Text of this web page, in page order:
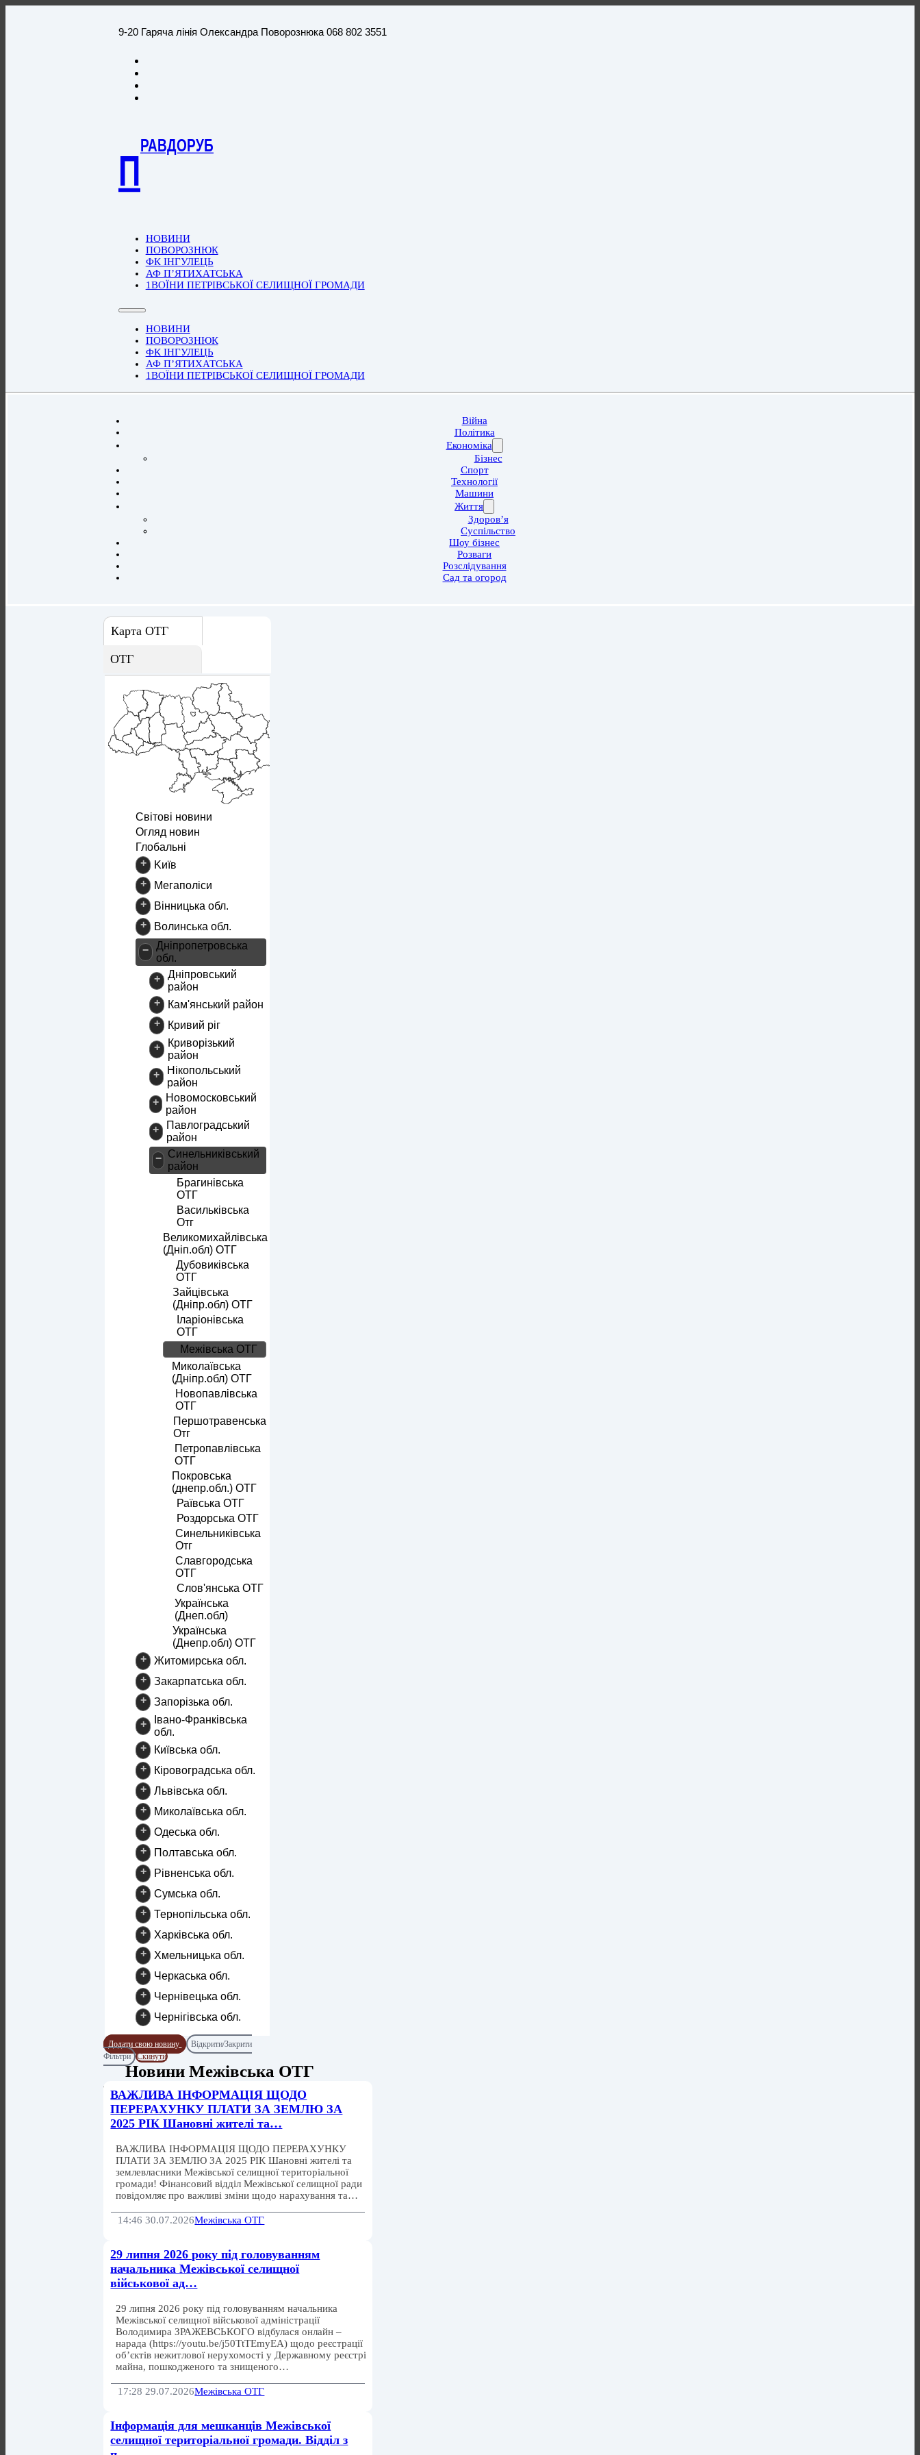
9-20 Гаряча лінія Олександра Поворознюка 068 802 3551
П
РАВДОРУБ
НОВИНИ
ПОВОРОЗНЮК
ФК ІНГУЛЕЦЬ
АФ П’ЯТИХАТСЬКА
1ВОЇНИ ПЕТРІВСЬКОЇ СЕЛИЩНОЇ ГРОМАДИ
НОВИНИ
ПОВОРОЗНЮК
ФК ІНГУЛЕЦЬ
АФ П’ЯТИХАТСЬКА
1ВОЇНИ ПЕТРІВСЬКОЇ СЕЛИЩНОЇ ГРОМАДИ
Війна
Політика
Економіка
Бізнес
Спорт
Технології
Машини
Життя
Здоров’я
Суспільство
Шоу бізнес
Розваги
Розслідування
Сад та огород
Карта ОТГ
ОТГ
Світові новини
Огляд новин
Глобальні
+
Kиїв
+
Mегаполіси
+
Вінницька обл.
+
Волинська обл.
−
Дніпропетровська
обл.
+
Дніпровський
район
+
Кам'янський район
+
Кривий ріг
+
Криворізький
район
+
Нікопольський
район
+
Новомосковський
район
+
Павлоградський
район
−
Синельниківський
район
Брагинівська
ОТГ
Васильківська
Отг
Великомихайлівська
(Дніп.обл) ОТГ
Дубовиківська
ОТГ
Зайцівська
(Дніпр.обл) ОТГ
Іларіонівська
ОТГ
Межівська ОТГ
Миколаївська
(Дніпр.обл) ОТГ
Новопавлівська
ОТГ
Першотравенська
Отг
Петропавлівська
ОТГ
Покровська
(днепр.обл.) ОТГ
Раївська ОТГ
Роздорська ОТГ
Синельниківська
Отг
Славгородська
ОТГ
Слов'янська ОТГ
Українська
(Днеп.обл)
Українська
(Днепр.обл) ОТГ
+
Житомирська обл.
+
Закарпатська обл.
+
Запорізька обл.
+
Івано-Франківська
обл.
+
Київська обл.
+
Кіровоградська обл.
+
Львівська обл.
+
Миколаївська обл.
+
Одеська обл.
+
Полтавська обл.
+
Рівненська обл.
+
Сумська обл.
+
Тернопільська обл.
+
Харківська обл.
+
Хмельницька обл.
+
Черкаська обл.
+
Чернівецька обл.
+
Чернігівська обл.
Додати свою новину
Відкрити/Закрити
Фільтри
Скинути
Новини Межівська ОТГ
ВАЖЛИВА ІНФОРМАЦІЯ ЩОДО
ПЕРЕРАХУНКУ ПЛАТИ ЗА ЗЕМЛЮ ЗА
2025 РІК Шановні жителі та…
ВАЖЛИВА ІНФОРМАЦІЯ ЩОДО ПЕРЕРАХУНКУ
ПЛАТИ ЗА ЗЕМЛЮ ЗА 2025 РІК Шановні жителі та
землевласники Межівської селищної територіальної
громади! Фінансовий відділ Межівської селищної ради
повідомляє про важливі зміни щодо нарахування та…
14:46 30.07.2026Межівська ОТГ
29 липня 2026 року під головуванням
начальника Межівської селищної
військової ад…
29 липня 2026 року під головуванням начальника
Межівської селищної військової адміністрації
Володимира ЗРАЖЕВСЬКОГО відбулася онлайн –
нарада (https://youtu.be/j50TtTEmyEA) щодо реєстрації
об’єктів нежитлової нерухомості у Державному реєстрі
майна, пошкодженого та знищеного…
17:28 29.07.2026Межівська ОТГ
Інформація для мешканців Межівської
селищної територіальної громади. Відділ з